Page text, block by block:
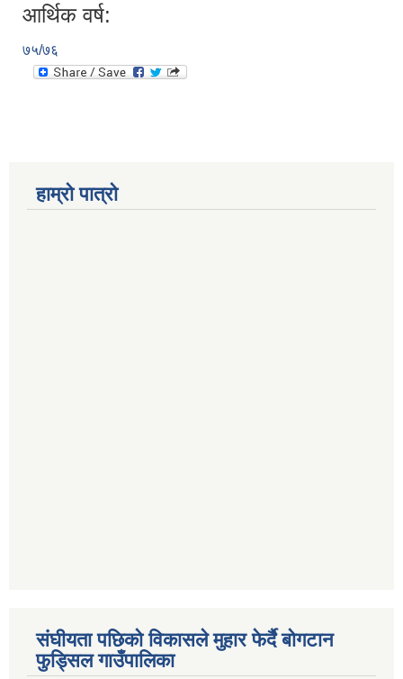
आर्थिक वर्ष:
७५/७६
हाम्रो पात्रो
संघीयता पछिको विकासले मुहार फेर्दै बोगटान
फुड्सिल गाउँपालिका